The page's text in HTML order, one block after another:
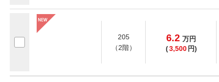
205
（2階）
6.2 万円
(3,500 円)